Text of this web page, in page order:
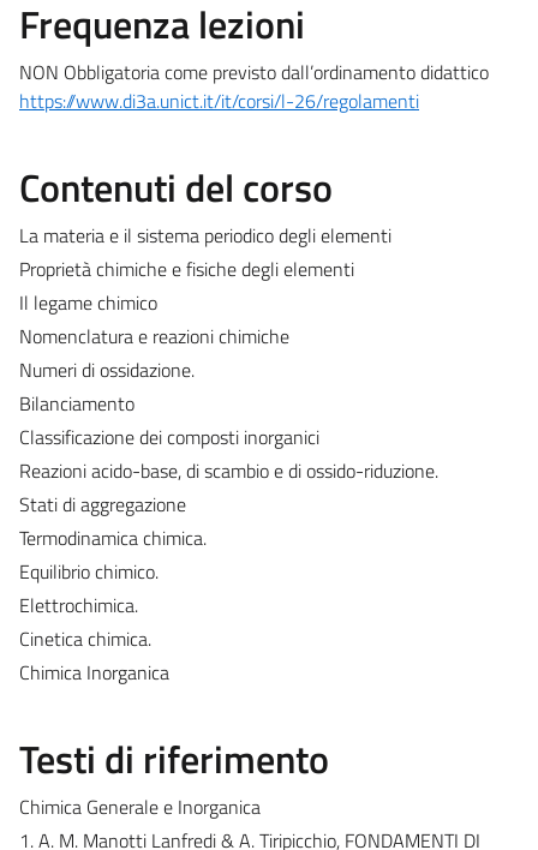
Frequenza lezioni
NON Obbligatoria come previsto dall’ordinamento didattico
https://www.di3a.unict.it/it/corsi/l-26/regolamenti
Contenuti del corso
La materia e il sistema periodico degli elementi
Proprietà chimiche e fisiche degli elementi
Il legame chimico
Nomenclatura e reazioni chimiche
Numeri di ossidazione.
Bilanciamento
Classificazione dei composti inorganici
Reazioni acido-base, di scambio e di ossido-riduzione.
Stati di aggregazione
Termodinamica chimica.
Equilibrio chimico.
Elettrochimica.
Cinetica chimica.
Chimica Inorganica
Testi di riferimento
Chimica Generale e Inorganica
1. A. M. Manotti Lanfredi & A. Tiripicchio, FONDAMENTI DI